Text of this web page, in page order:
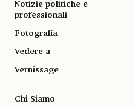
Notizie politiche e
professionali
Fotografia
Vedere a
Vernissage
Chi Siamo